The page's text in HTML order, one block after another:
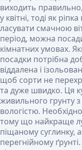
виходить
у квітні, тоді як
ласувати смачною
період, можна
кімнатних умовах.
посадки потрібна
віддалена і
щоб сорти не
та дуже швидко. Ця
живильного грунту
вологістю.
тому що найкраще
піщаному
перегнійному